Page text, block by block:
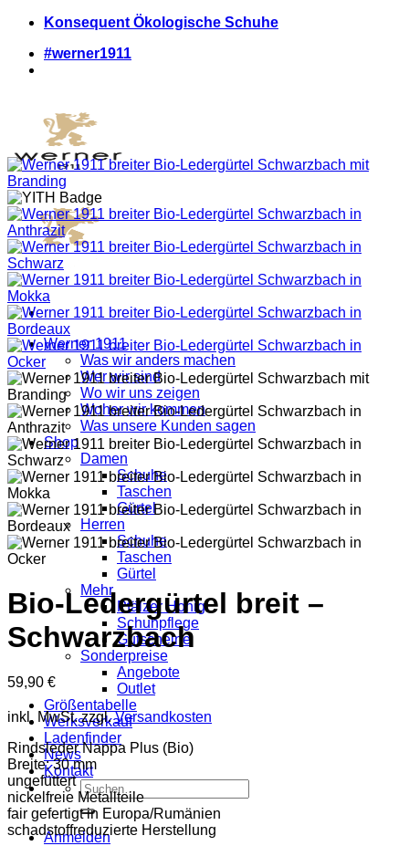
Zum
springen
Konsequent Ökologische Schuhe
#werner1911
Werner 1911
Was wir anders machen
Wer wir sind
Wo wir uns zeigen
Woher wir kommen
Was unsere Kunden sagen
Shop
Damen
Schuhe
Taschen
Gürtel
Herren
Schuhe
Taschen
Gürtel
Mehr
Pfälzer Honig
Schuhpflege
Gutscheine
Sonderpreise
Angebote
Outlet
Größentabelle
Werksverkauf
Ladenfinder
News
Kontakt
Suche
nach:
Anmelden
Bio-Ledergürtel breit –
Schwarzbach
59,90 €
inkl. MwSt. zzgl.Versandkosten
Rindsleder Nappa Plus (Bio)
Breite: 30 mm
ungefüttert
nickelfreie Metallteile
fair gefertigt in Europa/Rumänien
schadstoffreduzierte Herstellung